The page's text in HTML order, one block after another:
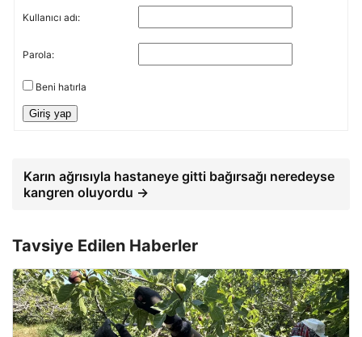
Kullanıcı adı:
Parola:
Beni hatırla
Giriş yap
Karın ağrısıyla hastaneye gitti bağırsağı neredeyse
kangren oluyordu →
Tavsiye Edilen Haberler